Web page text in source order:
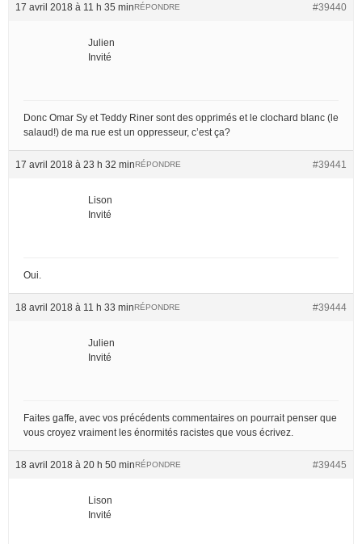
17 avril 2018 à 11 h 35 min #39440
RÉPONDRE
Julien
Invité
Donc Omar Sy et Teddy Riner sont des opprimés et le clochard blanc (le
salaud!) de ma rue est un oppresseur, c’est ça?
17 avril 2018 à 23 h 32 min #39441
RÉPONDRE
Lison
Invité
Oui.
18 avril 2018 à 11 h 33 min #39444
RÉPONDRE
Julien
Invité
Faites gaffe, avec vos précédents commentaires on pourrait penser que
vous croyez vraiment les énormités racistes que vous écrivez.
18 avril 2018 à 20 h 50 min #39445
RÉPONDRE
Lison
Invité